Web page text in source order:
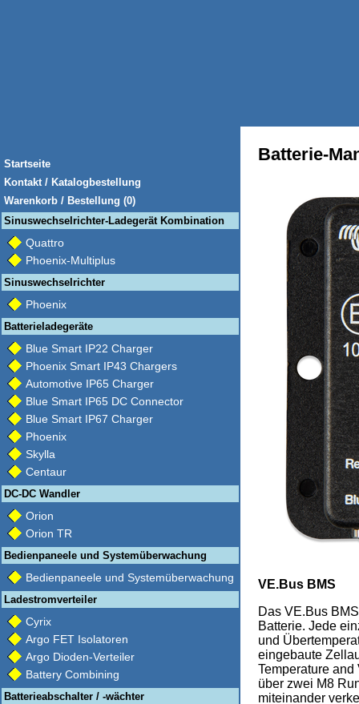
Startseite
Kontakt / Katalogbestellung
Warenkorb / Bestellung (0)
Sinuswechselrichter-Ladegerät Kombination
Quattro
Phoenix-Multiplus
Sinuswechselrichter
Phoenix
Batterieladegeräte
Blue Smart IP22 Charger
Phoenix Smart IP43 Chargers
Automotive IP65 Charger
Blue Smart IP65 DC Connector
Blue Smart IP67 Charger
Phoenix
Skylla
Centaur
DC-DC Wandler
Orion
Orion TR
Bedienpaneele und Systemüberwachung
Bedienpaneele und Systemüberwachung
Ladestromverteiler
Cyrix
Argo FET Isolatoren
Argo Dioden-Verteiler
Battery Combining
Batterieabschalter / -wächter
Batterie-
VE.Bus BMS
Das VE.Bus
Batterie. Jede
und
eingebaute
Temperature
über zwei M8
miteinander